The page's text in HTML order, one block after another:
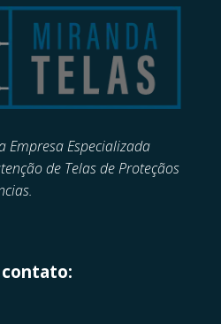
Empresa Especializada
de Telas de Proteçãos